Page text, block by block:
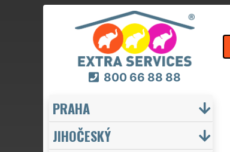
800 66 88 88
PRAHA
JIHOČESKÝ